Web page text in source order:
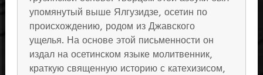
упомянутый выше Ялгузидзе, осетин по
происхождению, родом из Джавского
ущелья. На основе этой письменности он
издал на осетинском языке молитвенник,
краткую священную историю с катехизисом,